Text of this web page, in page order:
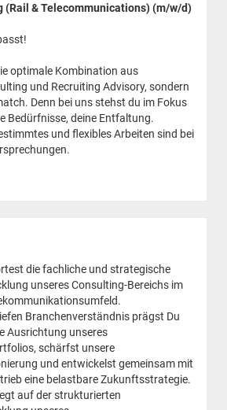
(Rail & Telecommunications) (m/w/d)
optimale Kombination aus
und Recruiting Advisory, sondern
Denn bei uns stehst du im Fokus
Bedürfnisse, deine Entfaltung.
und flexibles Arbeiten sind bei
die fachliche und strategische
unseres Consulting-Bereichs im
Branchenverständnis prägst Du
Ausrichtung unseres
schärfst unsere
und entwickelst gemeinsam mit
eine belastbare Zukunftsstrategie.
auf der strukturierten